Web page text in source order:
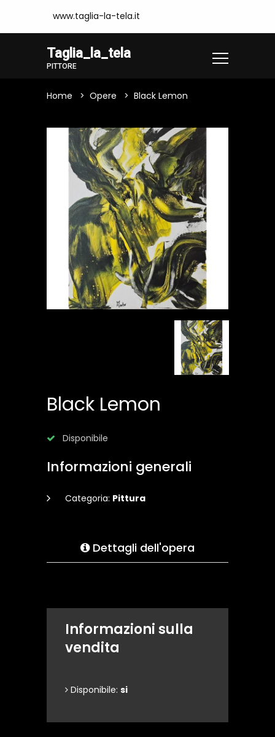
www.taglia-la-tela.it
Taglia_la_tela
PITTORE
Home Opere Black Lemon
Black Lemon
Disponibile
Informazioni generali
Categoria: Pittura
Dettagli dell'opera
Informazioni sulla
vendita
Disponibile: si